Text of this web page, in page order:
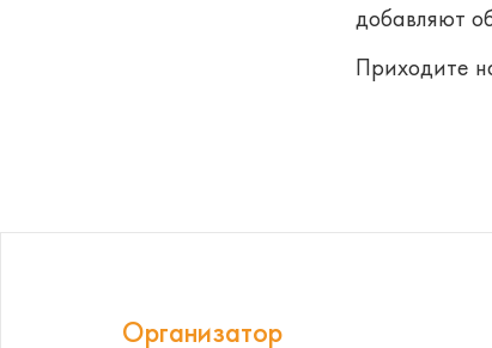
добавляют
Приходите
Организатор